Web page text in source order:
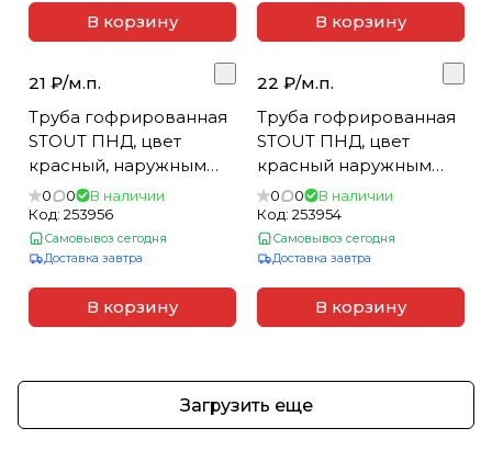
В корзину В корзину
21 ₽/м.п.
Труба гофрированная
STOUT ПНД, цвет
красный, наружным
DN28 мм для труб d=20
мм (бухта 50м)
0 0
В наличии
Код: 253956
Самовывоз сегодня
Доставка завтра
В корзину
22 ₽/м.п.
Труба гофрированная
STOUT ПНД, цвет
красный наружным
DN23 мм для труб d=16
мм (бухта 50м) (_1_)
0 0
В наличии
Код: 253954
Самовывоз сегодня
Доставка завтра
В корзину
Загрузить еще